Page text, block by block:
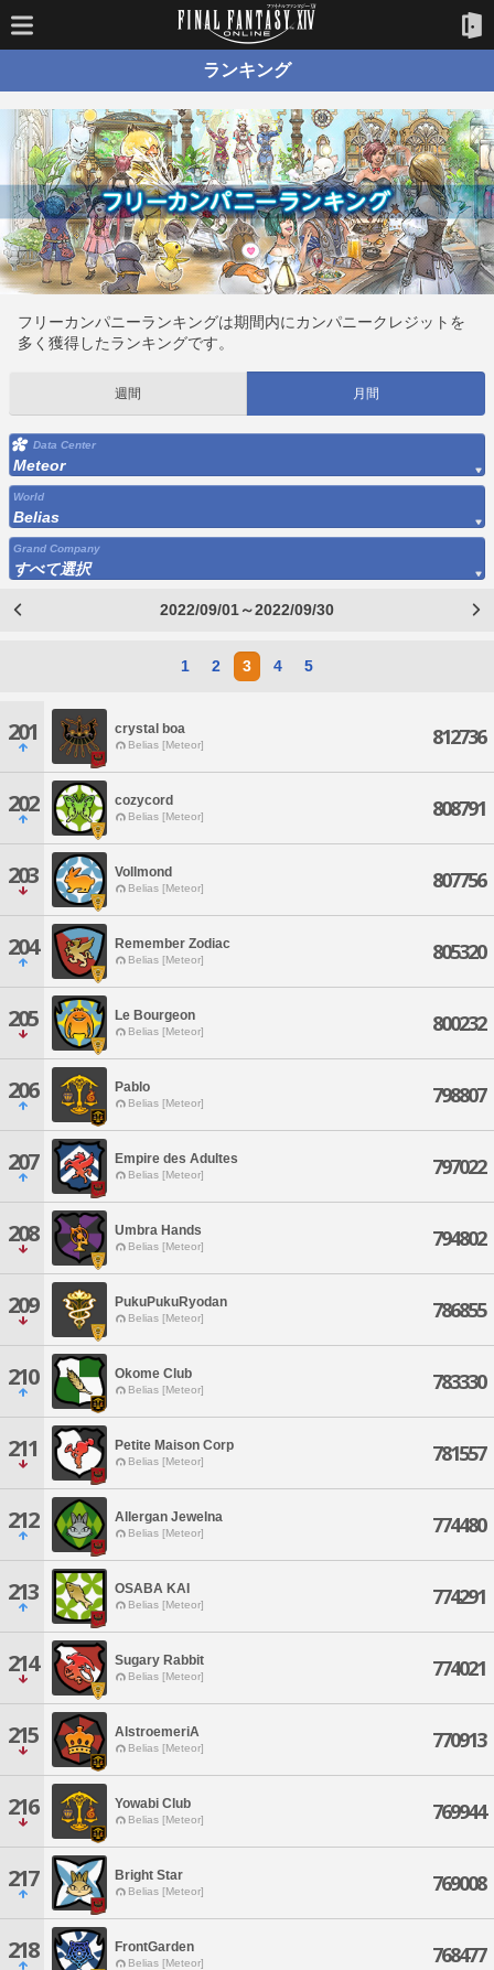
ランキング
フリーカンパニーランキングは期間内にカンパニークレジットを
多く獲得したランキングです。
週間 月間
Data Center
Meteor
World
Belias
Grand Company
すべて選択
2022/09/01～2022/09/30
1 2 3 4 5
201 crystal boa
Belias [Meteor] 812736
202 cozycord
Belias [Meteor] 808791
203 Vollmond
Belias [Meteor] 807756
204 Remember Zodiac
Belias [Meteor] 805320
205 Le Bourgeon
Belias [Meteor] 800232
206 Pablo
Belias [Meteor] 798807
207 Empire des Adultes
Belias [Meteor] 797022
208 Umbra Hands
Belias [Meteor] 794802
209 PukuPukuRyodan
Belias [Meteor] 786855
210 Okome Club
Belias [Meteor] 783330
211 Petite Maison Corp
Belias [Meteor] 781557
212 Allergan Jewelna
Belias [Meteor] 774480
213 OSABA KAI
Belias [Meteor] 774291
214 Sugary Rabbit
Belias [Meteor] 774021
215 AlstroemeriA
Belias [Meteor] 770913
216 Yowabi Club
Belias [Meteor] 769944
217 Bright Star
Belias [Meteor] 769008
218 FrontGarden
Belias [Meteor] 768477